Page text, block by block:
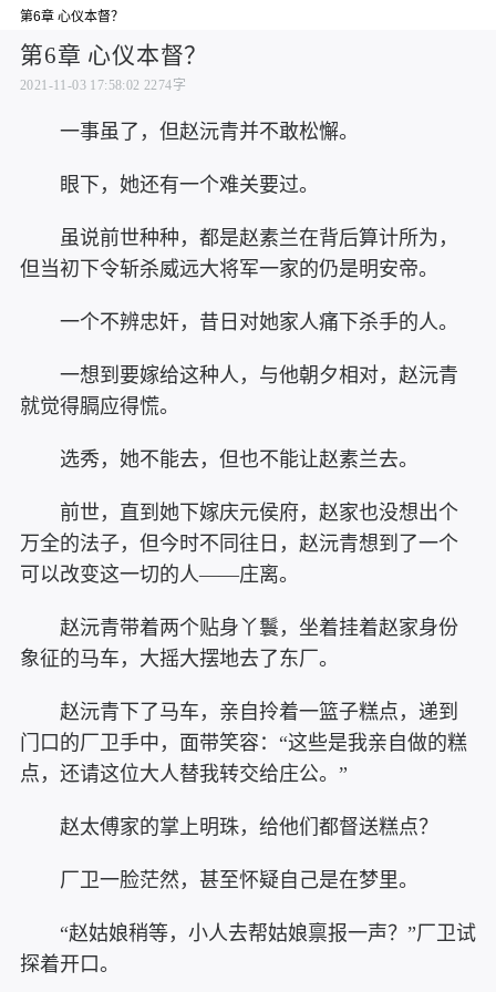
第6章 心仪本督？
第6章 心仪本督？
2021-11-03 17:58:02 2274字
一事虽了，但赵沅青并不敢松懈。
眼下，她还有一个难关要过。
虽说前世种种，都是赵素兰在背后算计所为，
但当初下令斩杀威远大将军一家的仍是明安帝。
一个不辨忠奸，昔日对她家人痛下杀手的人。
一想到要嫁给这种人，与他朝夕相对，赵沅青
就觉得膈应得慌。
选秀，她不能去，但也不能让赵素兰去。
前世，直到她下嫁庆元侯府，赵家也没想出个
万全的法子，但今时不同往日，赵沅青想到了一个
可以改变这一切的人——庄离。
赵沅青带着两个贴身丫鬟，坐着挂着赵家身份
象征的马车，大摇大摆地去了东厂。
赵沅青下了马车，亲自拎着一篮子糕点，递到
门口的厂卫手中，面带笑容：“这些是我亲自做的糕
点，还请这位大人替我转交给庄公。”
赵太傅家的掌上明珠，给他们都督送糕点？
厂卫一脸茫然，甚至怀疑自己是在梦里。
“赵姑娘稍等，小人去帮姑娘禀报一声？”厂卫试
探着开口。